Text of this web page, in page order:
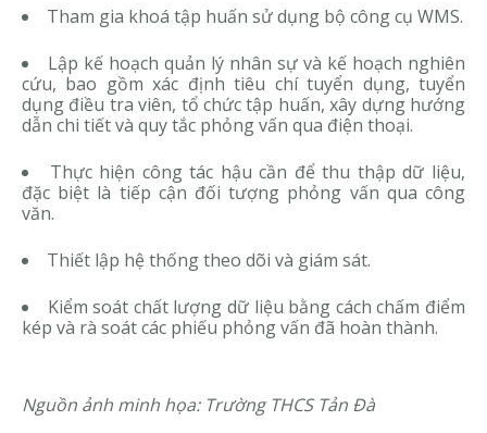
Tham gia khoá tập huấn sử dụng bộ công cụ WMS.
Lập kế hoạch quản lý nhân sự và kế hoạch nghiên
cứu, bao gồm xác định tiêu chí tuyển dụng, tuyển
dụng điều tra viên, tổ chức tập huấn, xây dựng hướng
dẫn chi tiết và quy tắc phỏng vấn qua điện thoại.
Thực hiện công tác hậu cần để thu thập dữ liệu,
đặc biệt là tiếp cận đối tượng phỏng vấn qua công
văn.
Thiết lập hệ thống theo dõi và giám sát.
Kiểm soát chất lượng dữ liệu bằng cách chấm điểm
kép và rà soát các phiếu phỏng vấn đã hoàn thành.
Nguồn ảnh minh họa: Trường THCS Tản Đà